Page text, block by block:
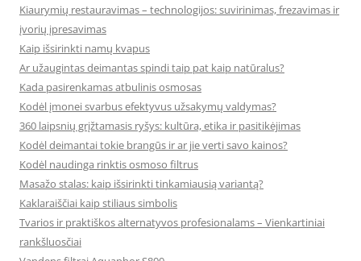
Kiaurymių restauravimas – technologijos: suvirinimas, frezavimas ir
įvorių įpresavimas
Kaip išsirinkti namų kvapus
Ar užaugintas deimantas spindi taip pat kaip natūralus?
Kada pasirenkamas atbulinis osmosas
Kodėl įmonei svarbus efektyvus užsakymų valdymas?
360 laipsnių grįžtamasis ryšys: kultūra, etika ir pasitikėjimas
Kodėl deimantai tokie brangūs ir ar jie verti savo kainos?
Kodėl naudinga rinktis osmoso filtrus
Masažo stalas: kaip išsirinkti tinkamiausią variantą?
Kaklaraiščiai kaip stiliaus simbolis
Tvarios ir praktiškos alternatyvos profesionalams – Vienkartiniai
rankšluosčiai